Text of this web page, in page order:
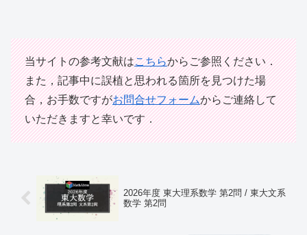
当サイトの参考文献はこちらからご参照ください．
また，記事中に誤植と思われる箇所を見つけた場
合，お手数ですがお問合せフォームからご連絡して
いただきますと幸いです．
2026年度 東大理系数学 第2問 / 東大文系
数学 第2問